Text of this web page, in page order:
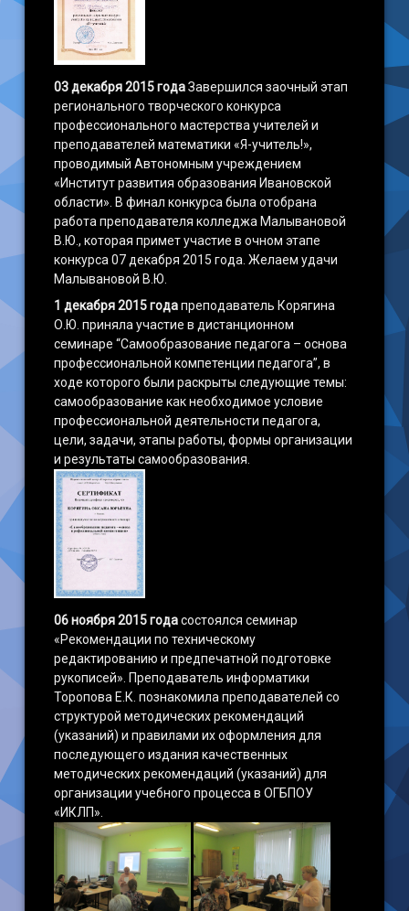
03 декабря 2015 годаЗавершился заочный этап
регионального творческого конкурса
профессионального мастерства учителей и
преподавателей математики «Я-учитель!»,
проводимый Автономным учреждением
«Институт развития образования Ивановской
области». В финал конкурса была отобрана
работа преподавателя колледжа Малывановой
В.Ю., которая примет участие в очном этапе
конкурса 07 декабря 2015 года. Желаем удачи
Малывановой В.Ю.
1 декабря 2015 годапреподаватель Корягина
О.Ю. приняла участие в дистанционном
семинаре “Самообразование педагога – основа
профессиональной компетенции педагога”, в
ходе которого были раскрыты следующие темы:
самообразование как необходимое условие
профессиональной деятельности педагога,
цели, задачи, этапы работы, формы организации
и результаты самообразования.
06 ноября 2015 годасостоялся семинар
«Рекомендации по техническому
редактированию и предпечатной подготовке
рукописей». Преподаватель информатики
Торопова Е.К. познакомила преподавателей со
структурой методических рекомендаций
(указаний) и правилами их оформления для
последующего издания качественных
методических рекомендаций (указаний) для
организации учебного процесса в ОГБПОУ
«ИКЛП».